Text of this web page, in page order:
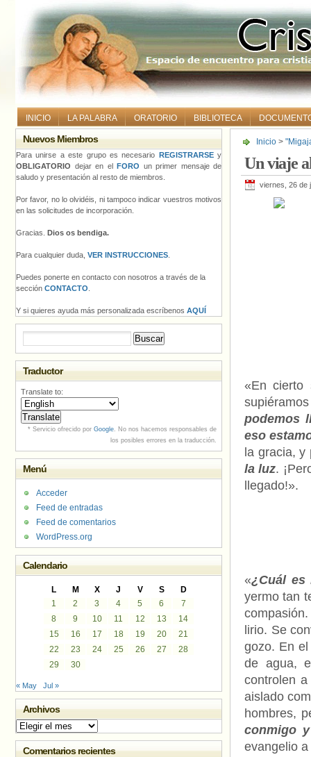
INICIO LA PALABRA ORATORIO BIBLIOTECA
Inicio >
Un viaje
viernes, 26 de
«En cierto
podemos
eso
la gracia,
la luz.
llegado!».
«¿Cuál es
yermo tan
lirio. Se
gozo. En
de agua,
controlen
aislado
hombres,
conmigo
evangelio
Nuevos Miembros
Para unirse a este grupo es necesario REGISTRARSEy
OBLIGATORIO dejar en el FORO un primer mensaje de
saludo y presentación al resto de miembros.
Por favor, no lo olvidéis, ni tampoco indicar vuestros motivos
en las solicitudes de incorporación.
Gracias. Dios os bendiga.
Para cualquier duda, VER INSTRUCCIONES
Puedes ponerte en contacto con nosotros a través de la
sección CONTACTO
Y si quieres ayuda más personalizada escríbenos AQUÍ
Traductor
Translate to:
* Servicio ofrecido por Google. No nos hacemos responsables de
los posibles errores en la traducción.
Menú
Acceder
Feed de entradas
Feed de comentarios
WordPress.org
Calendario
L M X J V S
D
1
2 3 4 5 6
7
8
9 10 11 12 13
14
15
16 17 18 19 20
21
22
23 24 25 26 27
28
29
30
« May Jul »
Archivos
Archivos
Comentarios recientes